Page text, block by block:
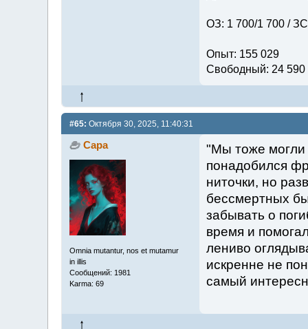
ОЗ: 1 700/1 700 /
Опыт: 155 029
Свободный: 24 590
#65: Октября 30, 2025, 11:40:31
Сара
Omnia mutantur, nos et mutamur
in illis
Сообщений: 1981
Karma: 69
"Мы тоже могли
понадобился
ниточки, но
бессмертных
забывать о
время и
лениво
искренне не
самый